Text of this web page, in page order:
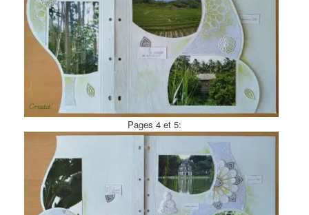
Pages 4 et 5: